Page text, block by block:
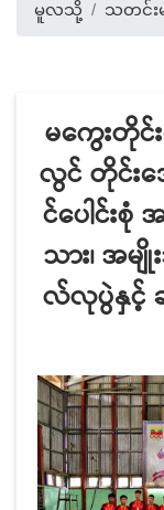
မူလသို့ သတင်းမ
မကွေးတိုင်
လွင် တိုင်းဒ
င်ပေါင်း
သား၊ အမျို
လ်လုပွဲနှင့် ဆု